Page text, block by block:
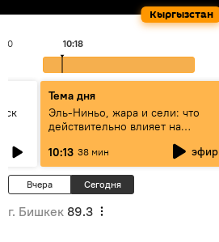
Кыргызстан
10:18
Тема дня
Эль-Ниньо, жара и сели: что
действительно влияет на
10:13 38 мин эфир
Вчера Сегодня
г. Бишкек 89.3